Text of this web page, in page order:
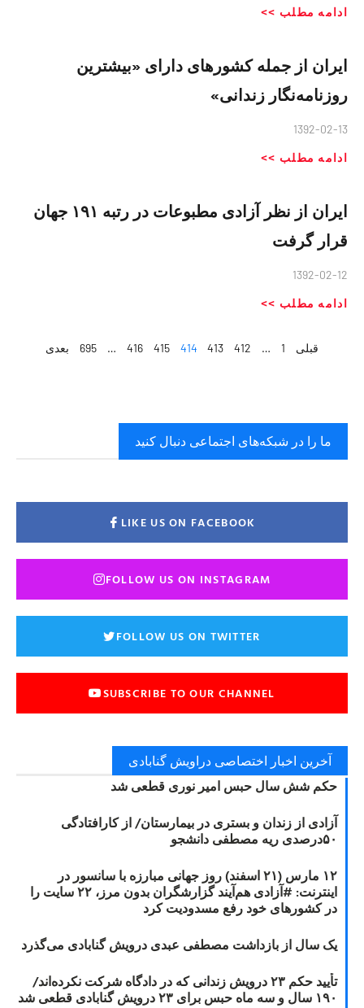
ادامه مطلب >>
ایران از جمله کشورهای دارای «بیشترین
روزنامه‌نگار زندانی»
1392-02-13
ادامه مطلب >>
ایران از نظر آزادی مطبوعات در رتبه ۱۹۱ جهان
قرار گرفت
1392-02-12
ادامه مطلب >>
قبلی 1
…
412
413
414
415
416
…
695 بعدی
ما را در شبکه‌های اجتماعی دنبال کنید
LIKE US ON FACEBOOK
FOLLOW US ON INSTAGRAM
FOLLOW US ON TWITTER
SUBSCRIBE TO OUR CHANNEL
آخرین اخبار اختصاصی دراویش گنابادی
حکم شش سال حبس امیر نوری قطعی شد
آزادی از زندان و بستری در بیمارستان/ از کارافتادگی
۵۰درصدی ریه مصطفی دانشجو
۱۲ مارس (۲۱ اسفند) روز جهانی مبارزه با سانسور در
اینترنت: #آزادی هم‌آیند گزارشگران‌ بدون مرز، ۲۲ سایت را
در کشورهای خود رفع مسدودیت کرد
یک سال از بازداشت مصطفی عبدی درویش گنابادی می‌گذرد
تأیید حکم ۲۳ درویش زندانی که در دادگاه شرکت نکرده‌اند/
۱۹۰ سال و سه ماه حبس برای ۲۳ درویش گنابادی قطعی شد